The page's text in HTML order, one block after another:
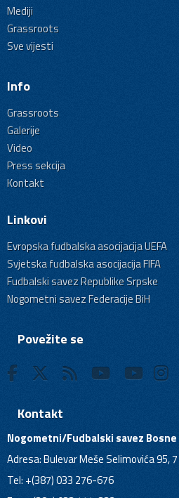
Mediji
Grassroots
Sve vijesti
Info
Grassroots
Galerije
Video
Press sekcija
Kontakt
Linkovi
Evropska fudbalska asocijacija UEFA
Svjetska fudbalska asocijacija FIFA
Fudbalski savez Republike Srpske
Nogometni savez Federacije BiH
Povežite se
Kontakt
Nogometni/Fudbalski savez
Adresa: Bulevar Meše Selimovića 95,
Tel: +(387) 033 276-676